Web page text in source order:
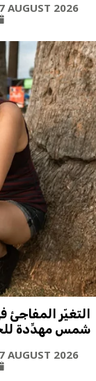
AUGUST 2026
التغيّر
شمس مهدِّدة
AUGUST 2026